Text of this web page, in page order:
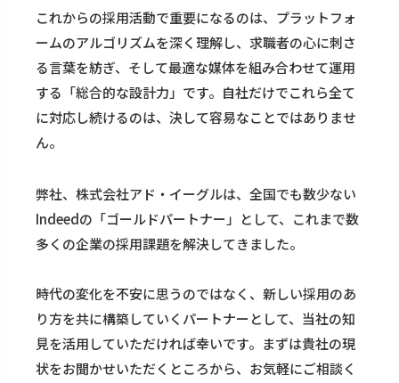
これからの採用活動で重要になるのは、プラットフォ
ームのアルゴリズムを深く理解し、求職者の心に刺さ
る言葉を紡ぎ、そして最適な媒体を組み合わせて運用
する「総合的な設計力」です。自社だけでこれら全て
に対応し続けるのは、決して容易なことではありませ
ん。
弊社、株式会社アド・イーグルは、全国でも数少ない
Indeedの「ゴールドパートナー」として、これまで数
多くの企業の採用課題を解決してきました。
時代の変化を不安に思うのではなく、新しい採用のあ
り方を共に構築していくパートナーとして、当社の知
見を活用していただければ幸いです。まずは貴社の現
状をお聞かせいただくところから、お気軽にご相談く